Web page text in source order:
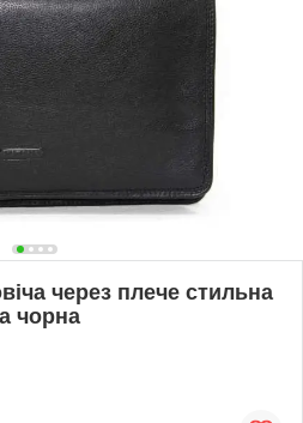
через плече стильна
чорна